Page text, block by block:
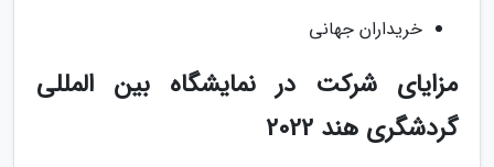
خریداران جهانی
مزایای شرکت در نمایشگاه بین المللی
گردشگری هند 2022